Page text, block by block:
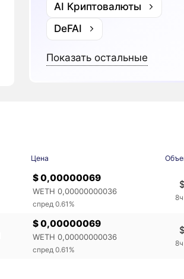
AI Криптовалюты
DeFAI
Показать остальные
Цена
$ 0,00000069
WETH 0,00000000036
спред 0.61%
$ 0,00000069
WETH 0,00000000036
спред 0.61%